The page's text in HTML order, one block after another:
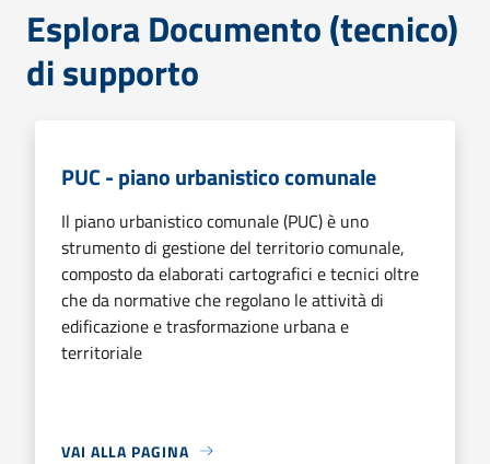
Esplora Documento (tecnico)
di supporto
PUC - piano urbanistico comunale
Il piano urbanistico comunale (PUC) è uno
strumento di gestione del territorio comunale,
composto da elaborati cartografici e tecnici oltre
che da normative che regolano le attività di
edificazione e trasformazione urbana e
territoriale
VAI ALLA PAGINA